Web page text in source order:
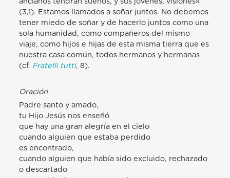
(3,1). Estamos llamados a soñar juntos. No debemos
tener miedo de soñar y de hacerlo juntos como una
sola humanidad, como compañeros del mismo
viaje, como hijos e hijas de esta misma tierra que es
nuestra casa común, todos hermanos y hermanas
(cf. Fratelli tutti, 8).
Oración
Padre santo y amado,
tu Hijo Jesús nos enseñó
que hay una gran alegría en el cielo
cuando alguien que estaba perdido
es encontrado,
cuando alguien que había sido excluido, rechazado
o descartado